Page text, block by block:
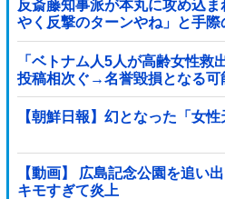
反斎藤知事派が本丸に攻め込
やく反撃のターンやね」と手
出中他
「ベトナム人5人が高齢女性救
投稿相次ぐ→名誉毀損となる可
【朝鮮日報】幻となった「女性
【動画】 広島記念公園を追い
キモすぎて炎上